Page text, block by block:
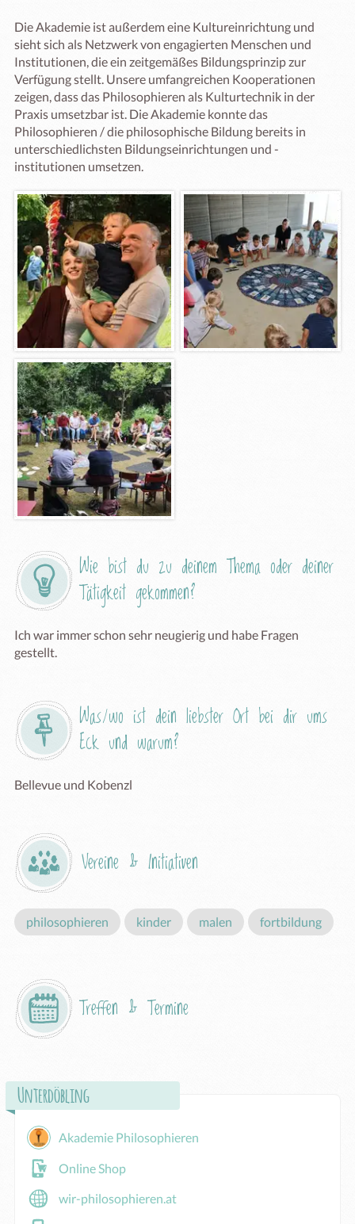
Die Akademie ist außerdem eine Kultureinrichtung und
sieht sich als Netzwerk von engagierten Menschen und
Institutionen, die ein zeitgemäßes Bildungsprinzip zur
Verfügung stellt. Unsere umfangreichen Kooperationen
zeigen, dass das Philosophieren als Kulturtechnik in der
Praxis umsetzbar ist. Die Akademie konnte das
Philosophieren / die philosophische Bildung bereits in
unterschiedlichsten Bildungseinrichtungen und -
institutionen umsetzen.
Wie bist du zu deinem Thema oder deiner
Tätigkeit gekommen?
Ich war immer schon sehr neugierig und habe Fragen
gestellt.
Was/wo ist dein liebster Ort bei dir ums
Eck und warum?
Bellevue und Kobenzl
Vereine & Initiativen
philosophieren kinder malen fortbildung
Treffen & Termine
Unterdöbling
Akademie Philosophieren
Online Shop
wir-philosophieren.at